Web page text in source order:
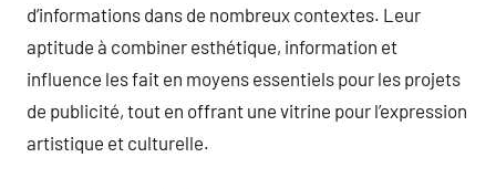
d’informations dans de nombreux contextes. Leur
aptitude à combiner esthétique, information et
influence les fait en moyens essentiels pour les projets
de publicité, tout en offrant une vitrine pour l’expression
artistique et culturelle.